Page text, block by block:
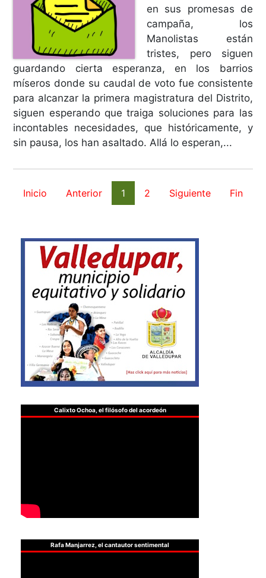
en sus promesas de
campaña, los
Manolistas están
tristes, pero siguen
guardando cierta esperanza, en los barrios
míseros donde su caudal de voto fue consistente
para alcanzar la primera magistratura del Distrito,
siguen esperando que traiga soluciones para las
incontables necesidades, que históricamente, y
sin pausa, los han asaltado. Allá lo esperan,...
Inicio Anterior 1 2 Siguiente Fin
Calixto Ochoa, el filósofo del acordeón
Rafa Manjarrez, el cantautor sentimental